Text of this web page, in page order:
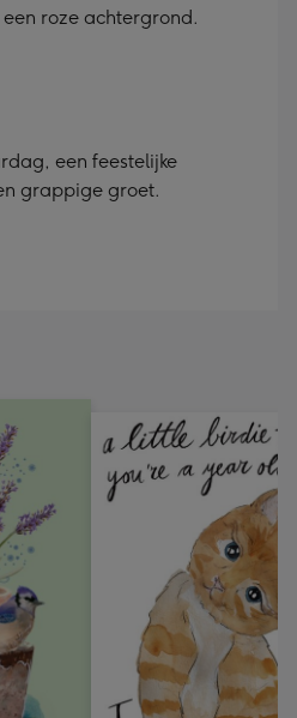
roze achtergrond.
een feestelijke
grappige groet.